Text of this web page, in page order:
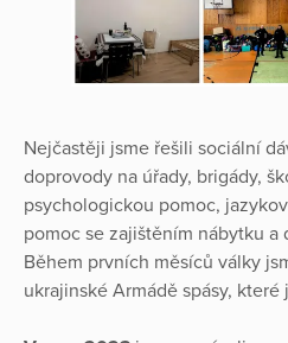
Nejčastěji jsme řešili sociální
doprovody na úřady, brigády,
psychologickou pomoc,
pomoc se zajištěním nábytku a
Během prvních měsíců války
ukrajinské Armádě spásy,